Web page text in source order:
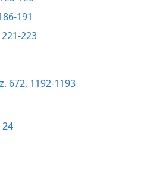
191
223
672, 1192-1193